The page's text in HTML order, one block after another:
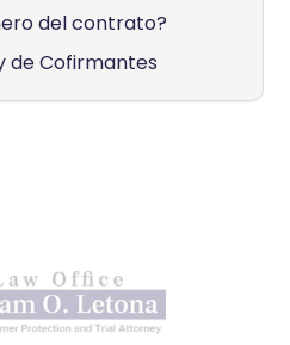
del contrato?
de Cofirmantes